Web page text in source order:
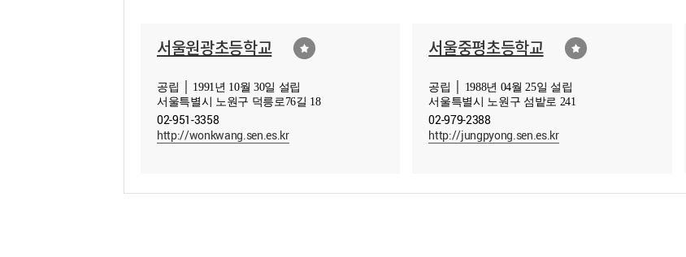
서울원광초등학교
공립 │ 1991년 10월 30일 설립
서울특별시 노원구 덕릉로76길 18
02-951-3358
http://wonkwang.sen.es.kr
서울중평초등학교
공립 │ 1988년 04월 25일 설립
서울특별시 노원구 섬밭로 241
02-979-2388
http://jungpyong.sen.es.kr